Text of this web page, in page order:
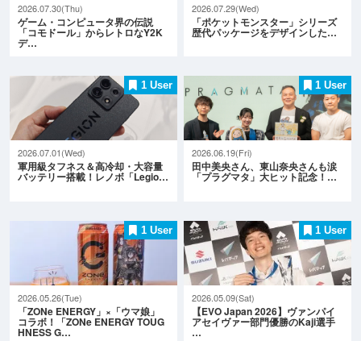
2026.07.30(Thu)
ゲーム・コンピュータ界の伝説
「コモドール」からレトロなY2K
デ…
2026.07.29(Wed)
「ポケットモンスター」シリーズ
歴代パッケージをデザインした…
1 User
2026.07.01(Wed)
軍用級タフネス＆高冷却・大容量
バッテリー搭載！レノボ「Legio…
1 User
2026.06.19(Fri)
田中美央さん、東山奈央さんも涙
「プラグマタ」大ヒット記念！…
1 User
2026.05.26(Tue)
「ZONe ENERGY」×「ウマ娘」
コラボ！「ZONe ENERGY TOUG
HNESS G…
1 User
2026.05.09(Sat)
【EVO Japan 2026】ヴァンパイ
アセイヴァー部門優勝のKaji選手
…